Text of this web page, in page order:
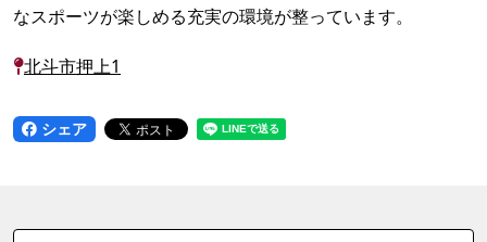
なスポーツが楽しめる充実の環境が整っています。
北斗市押上1
シェア